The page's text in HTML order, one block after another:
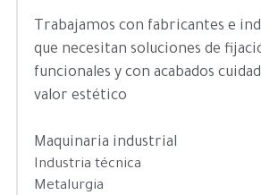
Trabajamos con fabricantes e
que necesitan soluciones de
funcionales y con acabados
valor estético
Maquinaria industrial
Industria técnica
Metalurgia